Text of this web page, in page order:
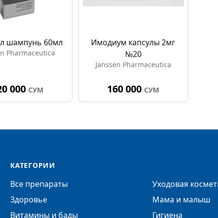
шампунь 60мл
Pharmaceutica
000 СУМ
Имодиум капсулы 2мг
№20
Janssen Pharmaceutica
160 000 СУМ
КАТЕГОРИИ
Все препараты
Здоровье
Витамины и бады
Уходовая
Мама и малыш
Гигиена